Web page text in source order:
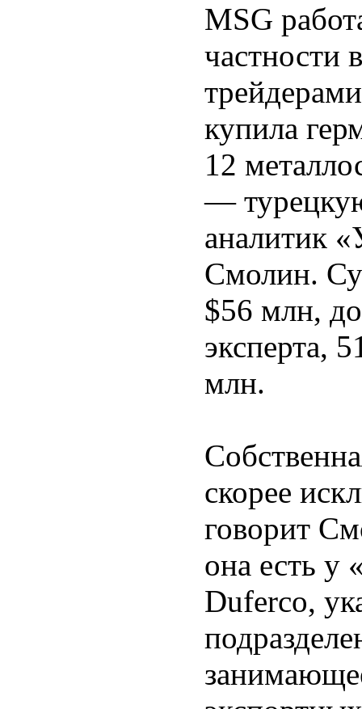
MSG
частности
купила
12
—
аналитик
Смолин.
$56 млн,
эксперта,
млн.
скорее
говорит
она есть
Duferco,